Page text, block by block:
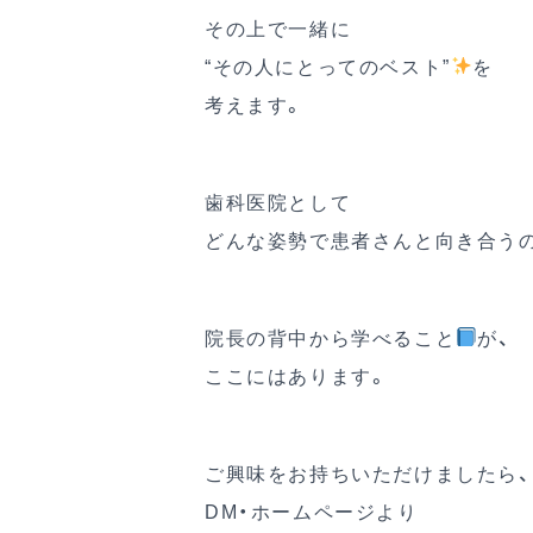
その上で一緒に
“その人にとってのベスト”
を
考えます。
歯科医院として
どんな姿勢で患者さんと向き合う
院長の背中から学べること
が、
ここにはあります。
ご興味をお持ちいただけましたら、
DM・ホームページより